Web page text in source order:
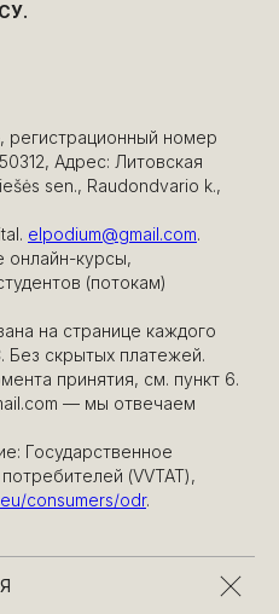
регистрационный номер
Адрес: Литовская
sen., Raudondvario k.,
elpodium@gmail.com.
онлайн-курсы,
(потокам)
на странице каждого
скрытых платежей.
принятия, см. пункт 6.
— мы отвечаем
Государственное
(VVTAT),
consumers/odr.